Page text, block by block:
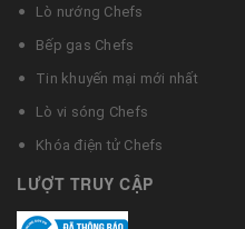
Lò nướng Chefs
Bếp gas Chefs
Tin khuyến mại mới nhất
Lò vi sóng Chefs
Khóa điện tử Chefs
LƯỢT TRUY CẬP